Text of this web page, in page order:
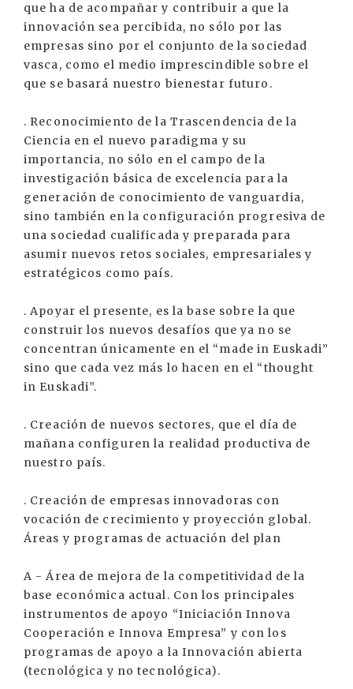
que ha de acompañar y contribuir a que la
innovación sea percibida, no sólo por las
empresas sino por el conjunto de la sociedad
vasca, como el medio imprescindible sobre el
que se basará nuestro bienestar futuro.
. Reconocimiento de la Trascendencia de la
Ciencia en el nuevo paradigma y su
importancia, no sólo en el campo de la
investigación básica de excelencia para la
generación de conocimiento de vanguardia,
sino también en la configuración progresiva de
una sociedad cualificada y preparada para
asumir nuevos retos sociales, empresariales y
estratégicos como país.
. Apoyar el presente, es la base sobre la que
construir los nuevos desafíos que ya no se
concentran únicamente en el “made in Euskadi”
sino que cada vez más lo hacen en el “thought
in Euskadi”.
. Creación de nuevos sectores, que el día de
mañana configuren la realidad productiva de
nuestro país.
. Creación de empresas innovadoras con
vocación de crecimiento y proyección global.
Áreas y programas de actuación del plan
A - Área de mejora de la competitividad de la
base económica actual. Con los principales
instrumentos de apoyo “Iniciación Innova
Cooperación e Innova Empresa” y con los
programas de apoyo a la Innovación abierta
(tecnológica y no tecnológica).